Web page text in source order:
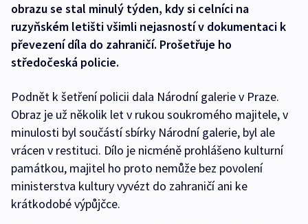
obrazu se stal minulý týden, kdy si celníci na
ruzyňském letišti všimli nejasností v dokumentaci k
převezení díla do zahraničí. Prošetřuje ho
středočeská policie.
Podnět k šetření policii dala Národní galerie v Praze.
Obraz je už několik let v rukou soukromého majitele, v
minulosti byl součástí sbírky Národní galerie, byl ale
vrácen v restituci. Dílo je nicméně prohlášeno kulturní
památkou, majitel ho proto nemůže bez povolení
ministerstva kultury vyvézt do zahraničí ani ke
krátkodobé výpůjčce.